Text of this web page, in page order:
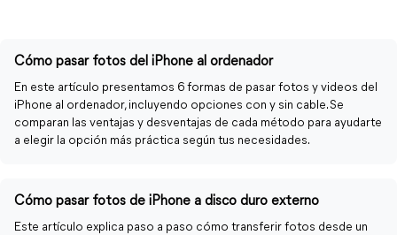
Cómo pasar fotos del iPhone al ordenador
En este artículo presentamos 6 formas de pasar fotos y videos del
iPhone al ordenador, incluyendo opciones con y sin cable. Se
comparan las ventajas y desventajas de cada método para ayudarte
a elegir la opción más práctica según tus necesidades.
Cómo pasar fotos de iPhone a disco duro externo
Este artículo explica paso a paso cómo transferir fotos desde un